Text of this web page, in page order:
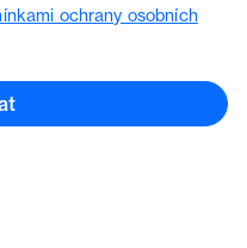
ochrany osobních